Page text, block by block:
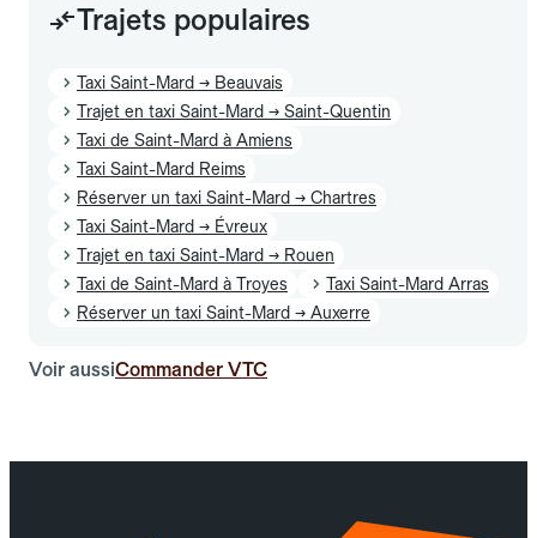
Trajets populaires
Taxi Saint-Mard → Beauvais
Trajet en taxi Saint-Mard → Saint-Quentin
Taxi de Saint-Mard à Amiens
Taxi Saint-Mard Reims
Réserver un taxi Saint-Mard → Chartres
Taxi Saint-Mard → Évreux
Trajet en taxi Saint-Mard → Rouen
Taxi de Saint-Mard à Troyes
Taxi Saint-Mard Arras
Réserver un taxi Saint-Mard → Auxerre
Voir aussiCommander VTC